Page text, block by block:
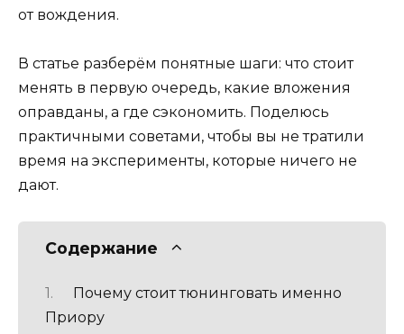
от вождения.
В статье разберём понятные шаги: что стоит
менять в первую очередь, какие вложения
оправданы, а где сэкономить. Поделюсь
практичными советами, чтобы вы не тратили
время на эксперименты, которые ничего не
дают.
Содержание
Почему стоит тюнинговать именно
Приору